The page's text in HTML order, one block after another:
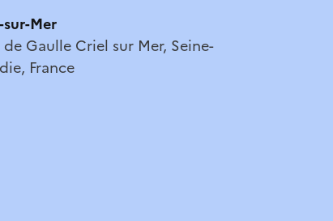
Mer
Gaulle Criel sur Mer, Seine-
France